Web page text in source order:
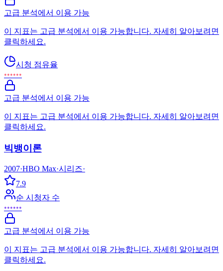
고급 분석에서 이용 가능
이 지표는 고급 분석에서 이용 가능합니다. 자세히 알아보려면
클릭하세요.
시청 점유율
••••••
고급 분석에서 이용 가능
이 지표는 고급 분석에서 이용 가능합니다. 자세히 알아보려면
클릭하세요.
빅뱅이론
2007·HBO Max·시리즈·
7.9
순 시청자 수
••••••
고급 분석에서 이용 가능
이 지표는 고급 분석에서 이용 가능합니다. 자세히 알아보려면
클릭하세요.